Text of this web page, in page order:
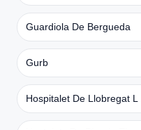
Guardiola De Bergueda
Gurb
Hospitalet De Llobregat L